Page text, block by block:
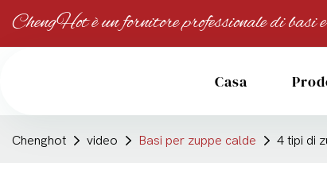
ChengHot è un fornitore professionale di basi
Casa
Chenghot video Basi per zuppe calde 4 tipi di